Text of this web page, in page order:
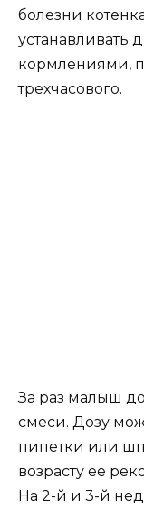
болезни
устанавливать
кормлениями,
трехчасового.
За раз малыш
смеси. Дозу
пипетки или
возрасту ее
На 2-й и 3-й